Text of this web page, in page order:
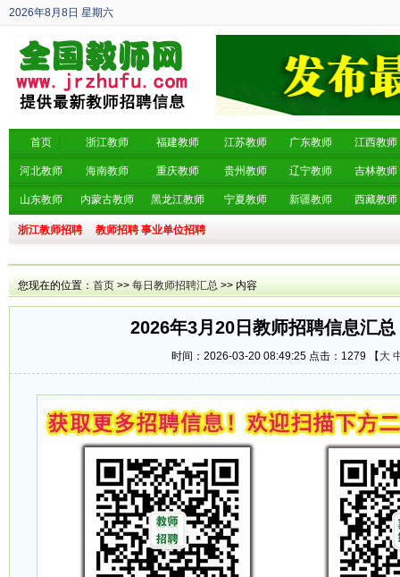
2026年8月8日 星期六
丙午年 六月廿六
首页 浙江教师 福建教师 江苏教师 广东教师 江西教师
河北教师 海南教师 重庆教师 贵州教师 辽宁教师 吉林教师
山东教师 内蒙古教师 黑龙江教师 宁夏教师 新疆教师 西藏教师
浙江教师招聘 教师招聘 事业单位招聘
您现在的位置： 首页 >> 每日教师招聘汇总 >> 内容
2026年3月20日教师招聘信息汇
时间：2026-03-20 08:49:25 点击： 1279 【 大